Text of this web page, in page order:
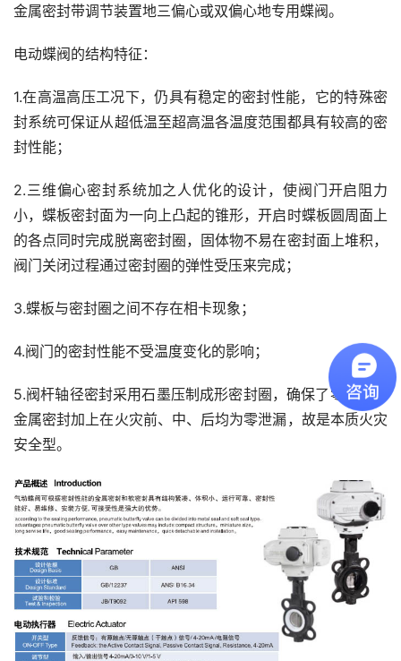
金属密封带调节装置地三偏心或双偏心地专用蝶阀。
电动蝶阀的结构特征：
1.在高温高压工况下，仍具有稳定的密封性能，它的特殊密
封系统可保证从超低温至超高温各温度范围都具有较高的密
封性能；
2.三维偏心密封系统加之人优化的设计，使阀门开启阻力
小，蝶板密封面为一向上凸起的锥形，开启时蝶板圆周面上
的各点同时完成脱离密封圈，固体物不易在密封面上堆积，
阀门关闭过程通过密封圈的弹性受压来完成；
3.蝶板与密封圈之间不存在相卡现象；
4.阀门的密封性能不受温度变化的影响；
5.阀杆轴径密封采用石墨压制成形密封圈，确保了零泄漏，
金属密封加上在火灾前、中、后均为零泄漏，故是本质火灾
安全型。